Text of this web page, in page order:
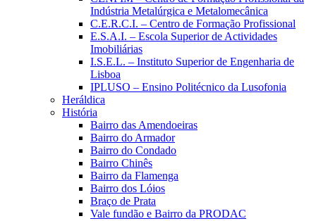
Indústria Metalúrgica e Metalomecânica
C.E.R.C.I. – Centro de Formação Profissional
E.S.A.I. – Escola Superior de Actividades
Imobiliárias
I.S.E.L. – Instituto Superior de Engenharia de
Lisboa
IPLUSO – Ensino Politécnico da Lusofonia
Heráldica
História
Bairro das Amendoeiras
Bairro do Armador
Bairro do Condado
Bairro Chinês
Bairro da Flamenga
Bairro dos Lóios
Braço de Prata
Vale fundão e Bairro da PRODAC